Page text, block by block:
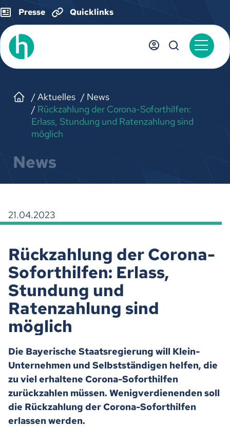
Presse Quicklinks
Aktuelles
News
Rückzahlung der Corona-Soforthilfen:
Erlass, Stundung und Ratenzahlung sind
möglich
News
21.04.2023
Rückzahlung der Corona-
Soforthilfen: Erlass,
Stundung und
Ratenzahlung sind
möglich
Die Bayerische Staatsregierung will Klein-
Unternehmen und Selbstständigen helfen, die
zu viel erhaltene Corona-Soforthilfen
zurückzahlen müssen. Wenigverdienenden soll
die Rückzahlung der Corona-Soforthilfen
erlassen werden.